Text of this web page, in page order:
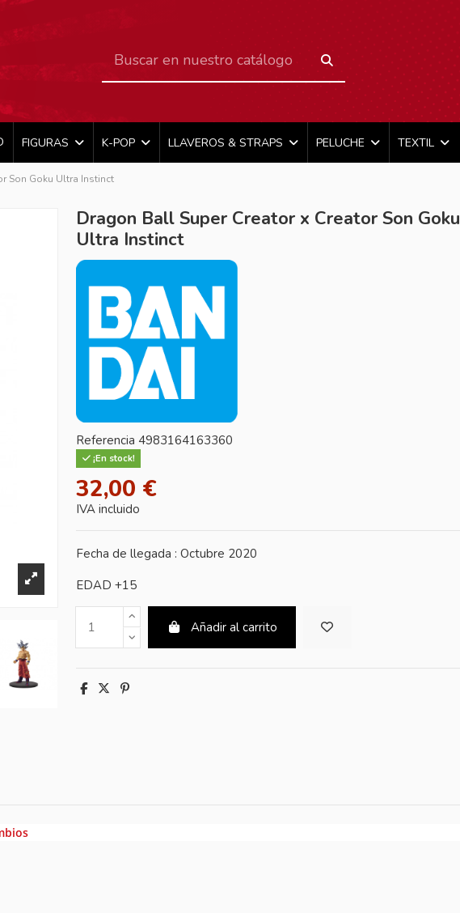
FIGURAS K-POP LLAVEROS & STRAPS PELUCHE TEXTIL
Son Goku Ultra Instinct
Dragon Ball Super Creator x Creator Son Goku
Ultra Instinct
Referencia 4983164163360
¡En stock!
32,00 €
IVA incluido
Fecha de llegada : Octubre 2020
EDAD +15
Añadir al carrito